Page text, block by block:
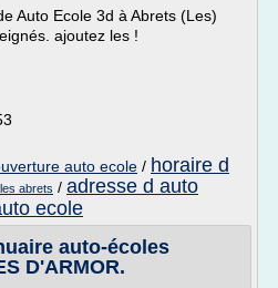
Auto Ecole 3d à Abrets (Les)
ajoutez les !
auto ecole / horaire d
abrets / adresse d auto
ecole
auto-écoles
D'ARMOR.